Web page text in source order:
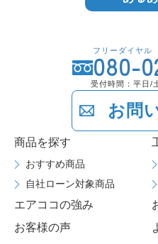
フリーダイヤル
080-
受付時間：平日/
お問
商品を探す
おすすめ商品
自社ローン対象商品
エアココの強み
お客様の声